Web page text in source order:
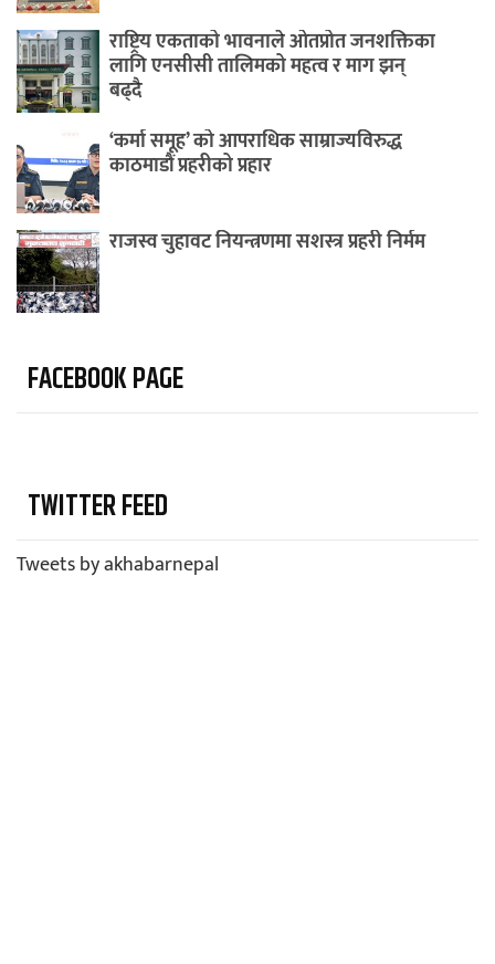
राष्ट्रिय एकताको भावनाले ओतप्रोत जनशक्तिका
लागि एनसीसी तालिमको महत्व र माग झन्
बढ्दै
‘कर्मा समूह’ को आपराधिक साम्राज्यविरुद्ध
काठमाडौं प्रहरीको प्रहार
राजस्व चुहावट नियन्त्रणमा सशस्त्र प्रहरी निर्मम
FACEBOOK PAGE
TWITTER FEED
Tweets by akhabarnepal